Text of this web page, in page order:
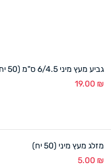
גביע מעץ מיני 6/4.5 ס"מ (50 יח')
19.00 ₪
מזלג מעץ מיני (50 יח)
5.00 ₪